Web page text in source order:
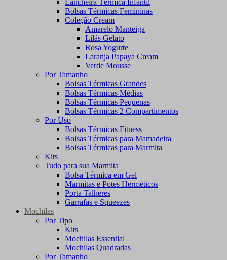
Lancheira Térmica Infantil
Bolsas Térmicas Femininas
Coleção Cream
Amarelo Manteiga
Lilás Gelato
Rosa Yogurte
Laranja Papaya Cream
Verde Mousse
Por Tamanho
Bolsas Térmicas Grandes
Bolsas Térmicas Médias
Bolsas Térmicas Pequenas
Bolsas Térmicas 2 Compartimentos
Por Uso
Bolsas Térmicas Fitness
Bolsas Térmicas para Mamadeira
Bolsas Térmicas para Marmita
Kits
Tudo para sua Marmita
Bolsa Térmica em Gel
Marmitas e Potes Herméticos
Porta Talheres
Garrafas e Squeezes
Mochilas
Por Tipo
Kits
Mochilas Essential
Mochilas Quadradas
Por Tamanho